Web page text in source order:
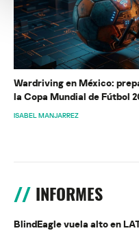
Wardriving en México:
la Copa Mundial de Fútbol
ISABEL MANJARREZ
INFORMES
BlindEagle vuela alto en